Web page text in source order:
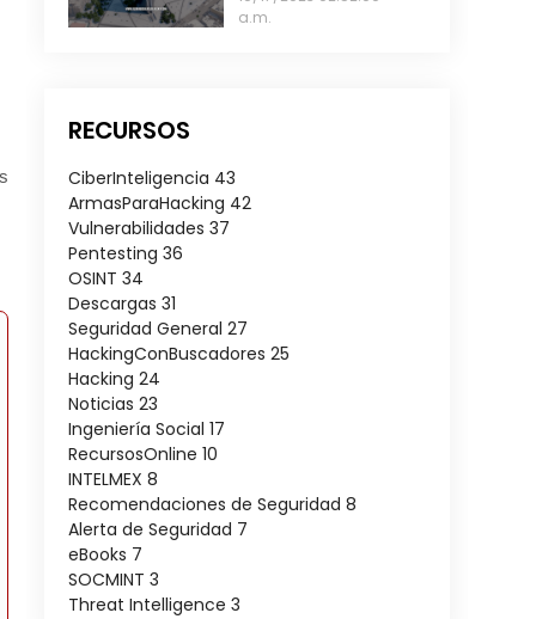
a.m.
RECURSOS
CiberInteligencia 43
ArmasParaHacking 42
Vulnerabilidades 37
Pentesting 36
OSINT 34
Descargas 31
Seguridad General 27
HackingConBuscadores 25
Hacking 24
Noticias 23
Ingeniería Social 17
RecursosOnline 10
INTELMEX 8
Recomendaciones de Seguridad 8
Alerta de Seguridad 7
eBooks 7
SOCMINT 3
Threat Intelligence 3